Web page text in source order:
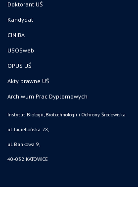
Doktorant UŚ
Kandydat
CINIBA
USOSweb
OPUS UŚ
Akty prawne UŚ
Archiwum Prac Dyplomowych
Instytut Biologii, Biotechnologii i Ochrony Środowiska
ul. Jagiellońska 28,
ul. Bankowa 9,
40-032 KATOWICE